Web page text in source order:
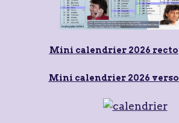
Mini calendrier 2026 recto
Mini calendrier 2026 verso